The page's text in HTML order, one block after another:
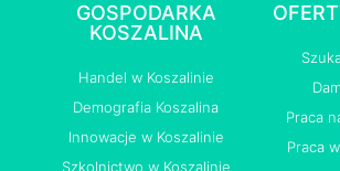
GOSPODARKA
KOSZALINA
Handel w Koszalinie
Demografia Koszalina
Innowacje w Koszalinie
Szkolnictwo w Koszalinie
Praca
Praca